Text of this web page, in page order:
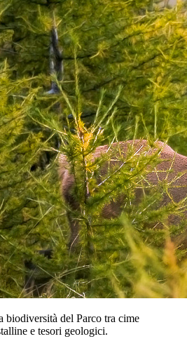
biodiversità del Parco tra cime
e tesori geologici.